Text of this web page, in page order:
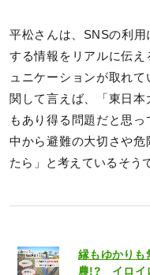
平松さんは、SNSの利
する情報をリアルに伝え
ュニケーションが取れ
関して言えば、「東日
もあり得る問題だと思
中から避難の大切さや
たら」と考えているそう
縁もゆかりも
農!? イロイ